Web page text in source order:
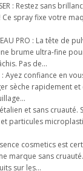
: Restez sans
spray fixe votre
PRO : La tête de
brume ultra-fine
Pas de...
: Ayez confiance en
sèche rapidement
et sans cruauté.
particules
cosmetics est
marque sans
sur les...